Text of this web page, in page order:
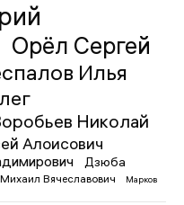
Орёл Сергей
Илья
Николай
Алоисович
Дзюба
Вячеславович
Марков